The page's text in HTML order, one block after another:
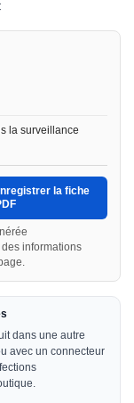
la surveillance
la fiche
informations
dans une autre
avec un connecteur